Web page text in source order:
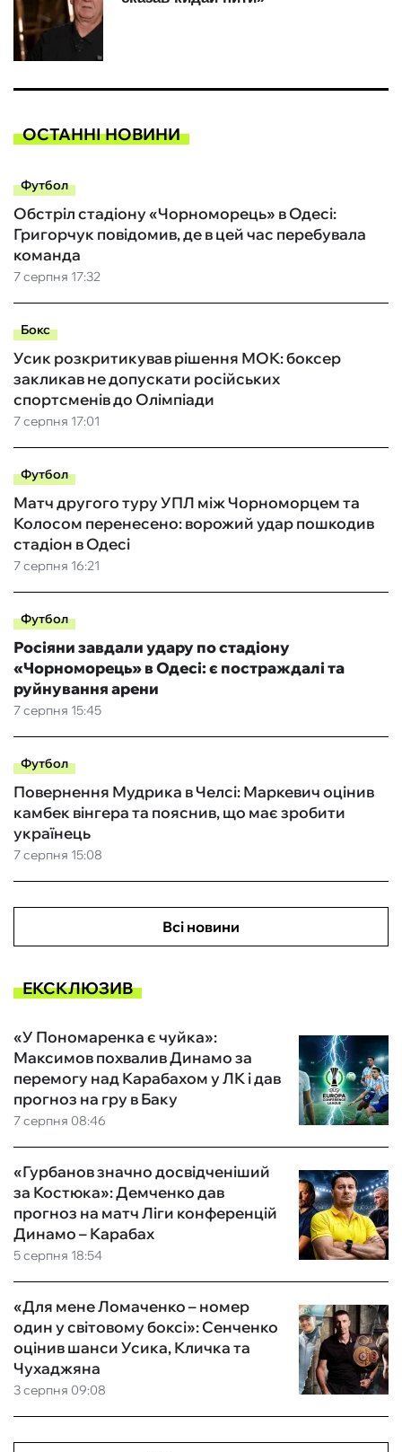
ОСТАННІ НОВИНИ
Футбол
7 серпня 17:32
Обстріл стадіону «Чорноморець» в Одесі:
Григорчук повідомив, де в цей час перебувала
команда
Бокс
7 серпня 17:01
Усик розкритикував рішення МОК: боксер
закликав не допускати російських
спортсменів до Олімпіади
Футбол
7 серпня 16:21
Матч другого туру УПЛ між Чорноморцем та
Колосом перенесено: ворожий удар пошкодив
стадіон в Одесі
Футбол
7 серпня 15:45
Росіяни завдали удару по стадіону
«Чорноморець» в Одесі: є постраждалі та
руйнування арени
Футбол
7 серпня 15:08
Повернення Мудрика в Челсі: Маркевич оцінив
камбек вінгера та пояснив, що має зробити
українець
Всі новини
ЕКСКЛЮЗИВ
7 серпня 08:46
«У Пономаренка є чуйка»:
Максимов похвалив Динамо за
перемогу над Карабахом у ЛК і дав
прогноз на гру в Баку
5 серпня 18:54
«Гурбанов значно досвідченіший
за Костюка»: Демченко дав
прогноз на матч Ліги конференцій
Динамо – Карабах
3 серпня 09:08
«Для мене Ломаченко – номер
один у світовому боксі»: Сенченко
оцінив шанси Усика, Кличка та
Чухаджяна